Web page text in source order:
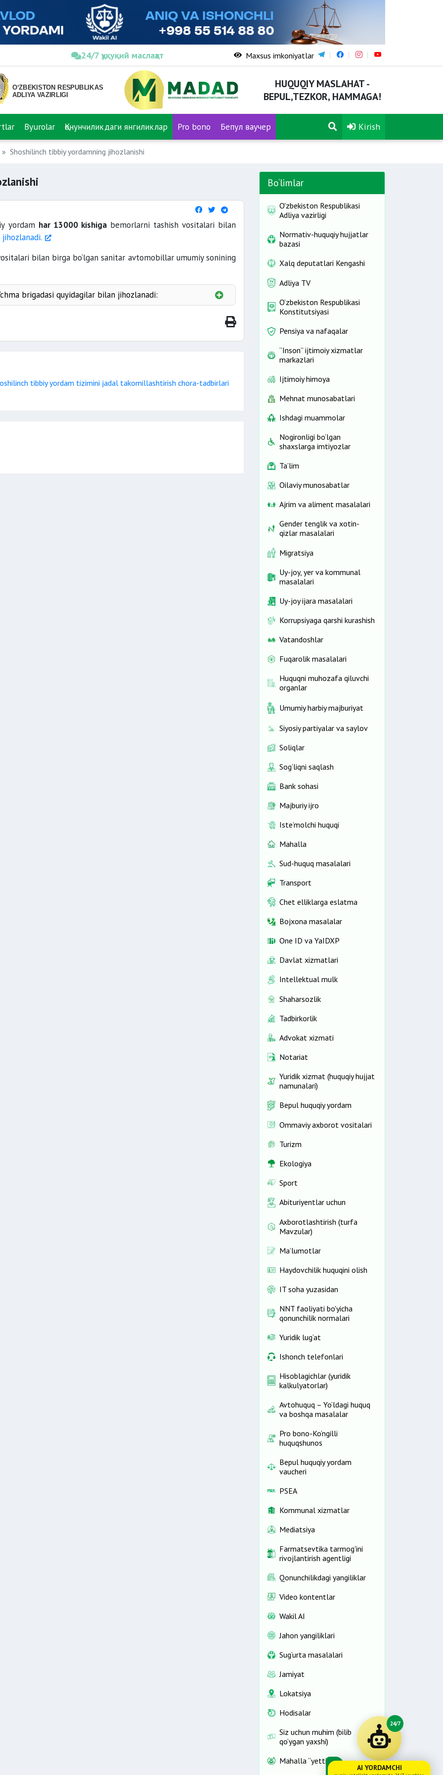
24/7 ҳуқуқий маслаҳат Maxsus imkoniyatlar
HUQUQIY MASLAHAT -
BEPUL,TEZKOR, HAMMAGA!
Byurolar Қонунчиликдаги янгиликлар Pro bono Бепул ваучер Kirish
Shoshilinch tibbiy yordamning jihozlanishi
yordam har 13000 kishigabemorlarni tashish vositalari bilan
jihozlanadi.
bilan birga bo‘lgan sanitar avtomobillar umumiy sonining
brigadasi quyidagilar bilan jihozlanadi:
tibbiy yordam tizimini jadal takomillashtirish chora-tadbirlari
Bo‘limlar
O'zbekiston Respublikasi
Adliya vazirligi
Normativ-huquqiy hujjatlar
bazasi
Xalq deputatlari Kengashi
Adliya TV
O‘zbekiston Respublikasi
Konstitutsiyasi
Pensiya va nafaqalar
“Inson” ijtimoiy xizmatlar
markazlari
Ijtimoiy himoya
Mehnat munosabatlari
Ishdagi muammolar
Nogironligi bo‘lgan
shaxslarga imtiyozlar
Ta’lim
Oilaviy munosabatlar
Ajrim va aliment masalalari
Gender tenglik va xotin-
qizlar masalalari
Migratsiya
Uy-joy, yer va kommunal
masalalari
Uy-joy ijara masalalari
Korrupsiyaga qarshi kurashish
Vatandoshlar
Fuqarolik masalalari
Huquqni muhozafa qiluvchi
organlar
Umumiy harbiy majburiyat
Siyosiy partiyalar va saylov
Soliqlar
Sog‘liqni saqlash
Bank sohasi
Majburiy ijro
Iste’molchi huquqi
Mahalla
Sud-huquq masalalari
Transport
Chet elliklarga eslatma
Bojxona masalalar
One ID vа YaIDXP
Davlat xizmatlari
Intellektual mulk
Shaharsozlik
Tadbirkorlik
Advokat xizmati
Notariat
Yuridik xizmat (huquqiy hujjat
namunalari)
Bepul huquqiy yordam
Ommaviy axborot vositalari
Turizm
Ekologiya
Sport
Abituriyentlar uchun
Axborotlashtirish (turfa
Mavzular)
Ma’lumotlar
Haydovchilik huquqini olish
IT soha yuzasidan
NNT faoliyati bo'yicha
qonunchilik normalari
Yuridik lug‘at
Ishonch telefonlari
Hisoblagichlar (yuridik
kalkulyatorlar)
Avtohuquq – Yo‘ldagi huquq
va boshqa masalalar
Pro bono-Ko‘ngilli
huquqshunos
Bepul huquqiy yordam
vaucheri
PSEA
Kommunal xizmatlar
Mediatsiya
Farmatsevtika tarmog'ini
rivojlantirish agentligi
Qonunchilikdagi yangiliklar
Video kontentlar
Wakil AI
Jahon yangiliklari
Sug‘urta masalalari
Jamiyat
Lokatsiya
Hodisalar
Siz uchun muhim (bilib
qo‘ygan yaxshi)
Mahalla “yettiligi”
24/7
AI YORDAMCHI